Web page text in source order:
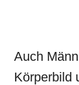
Auch
Körperbild